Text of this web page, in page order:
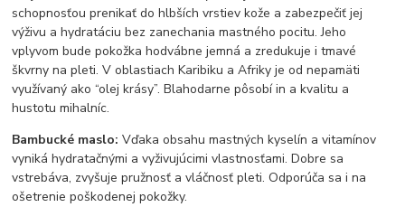
schopnosťou prenikať do hlbších vrstiev kože a zabezpečiť jej
výživu a hydratáciu bez zanechania mastného pocitu. Jeho
vplyvom bude pokožka hodvábne jemná a zredukuje i tmavé
škvrny na pleti. V oblastiach Karibiku a Afriky je od nepamäti
využívaný ako “olej krásy”. Blahodarne pôsobí in a kvalitu a
hustotu mihalníc.
Bambucké maslo:Vďaka obsahu mastných kyselín a vitamínov
vyniká hydratačnými a vyživujúcimi vlastnosťami. Dobre sa
vstrebáva, zvyšuje pružnosť a vláčnosť pleti. Odporúča sa i na
ošetrenie poškodenej pokožky.